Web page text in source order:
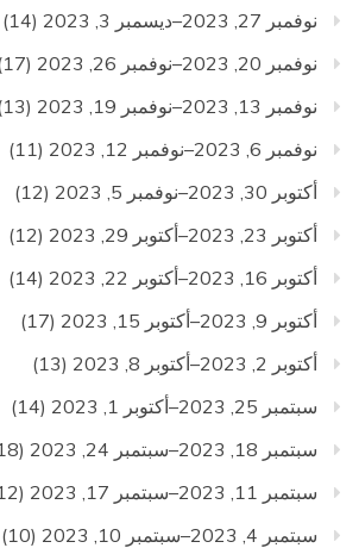
نوفمبر 27, 2023–ديسمبر 3, 2023
(14)
نوفمبر 20, 2023–نوفمبر 26, 2023
(17)
نوفمبر 13, 2023–نوفمبر 19, 2023
(13)
نوفمبر 6, 2023–نوفمبر 12, 2023
(11)
أكتوبر 30, 2023–نوفمبر 5, 2023
(12)
أكتوبر 23, 2023–أكتوبر 29, 2023
(12)
أكتوبر 16, 2023–أكتوبر 22, 2023
(14)
أكتوبر 9, 2023–أكتوبر 15, 2023
(17)
أكتوبر 2, 2023–أكتوبر 8, 2023
(13)
سبتمبر 25, 2023–أكتوبر 1, 2023
(14)
سبتمبر 18, 2023–سبتمبر 24, 2023
(18)
سبتمبر 11, 2023–سبتمبر 17, 2023
(12)
سبتمبر 4, 2023–سبتمبر 10, 2023
(10)